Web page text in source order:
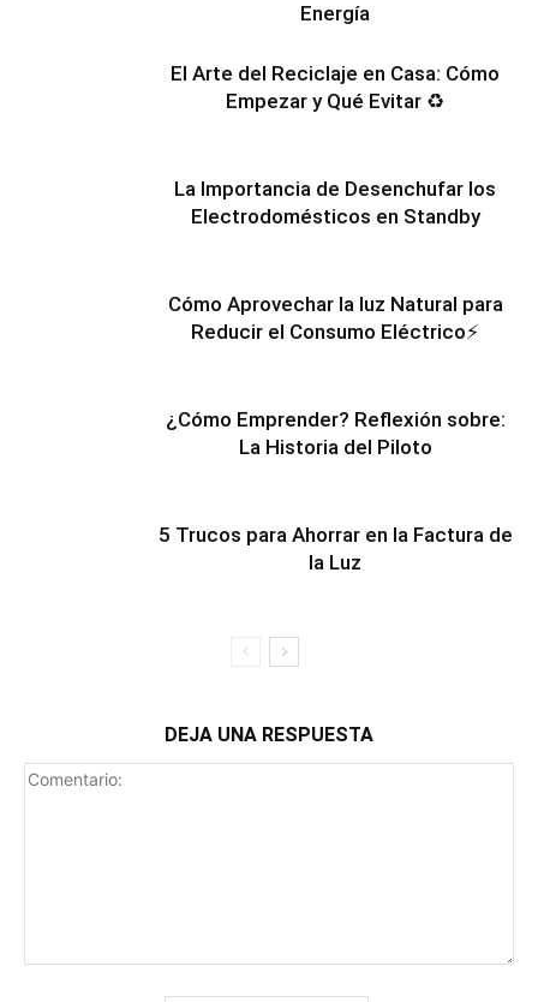
Energía
El Arte del Reciclaje en Casa: Cómo
Empezar y Qué Evitar ♻️
La Importancia de Desenchufar los
Electrodomésticos en Standby
Cómo Aprovechar la luz Natural para
Reducir el Consumo Eléctrico⚡
¿Cómo Emprender? Reflexión sobre:
La Historia del Piloto
5 Trucos para Ahorrar en la Factura de
la Luz
DEJA UNA RESPUESTA